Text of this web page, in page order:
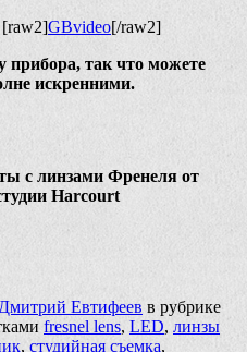
[raw2]GBvideo[/raw2]
прибора, так что можете
искренними.
с линзами Френеля от
Harcourt
Дмитрий Евтифеев в рубрике
fresnel lens, LED, линзы
, студийная съемка,